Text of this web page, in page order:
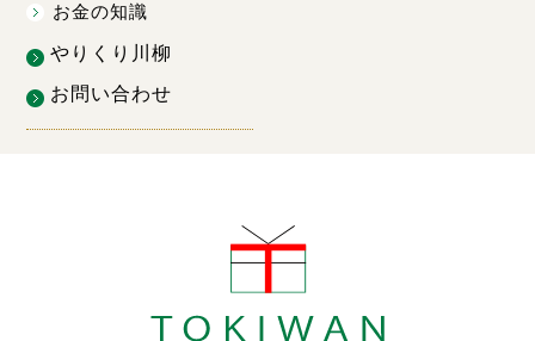
お金の知識
やりくり川柳
お問い合わせ